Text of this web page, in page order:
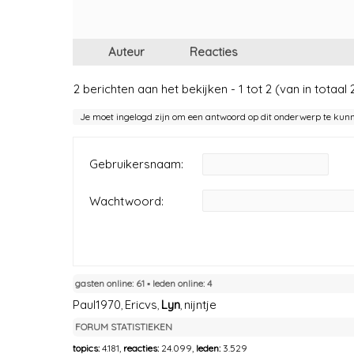
Auteur Reacties
2 berichten aan het bekijken - 1 tot 2 (van in totaal
Je moet ingelogd zijn om een antwoord op dit onderwerp te
Gebruikersnaam:
Wachtwoord:
gasten online: 61 ▪︎ leden online: 4
Paul1970 Ericvs Lyn nijntje
FORUM STATISTIEKEN
topics: 4.181, reacties: 24.099, leden: 3.529